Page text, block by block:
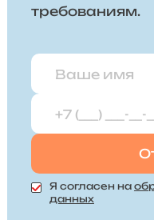
требованиям.
Я согласен на
данных